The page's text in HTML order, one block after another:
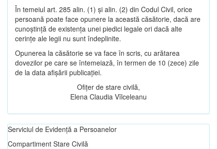
În temeiul art. 285 alin. (1) și alin. (2) din Codul Civil, orice
persoană poate face opunere la această căsătorie, dacă are
cunoștință de existența unei piedici legale ori dacă alte
cerințe ale legii nu sunt îndeplinite.
Opunerea la căsătorie se va face în scris, cu arătarea
dovezilor pe care se întemeiază, în termen de 10 (zece) zile
de la data afișării publicației.
Ofițer de stare civilă,
Elena Claudia Vîlceleanu
Serviciul de Evidență a Persoanelor
Compartiment Stare Civilă